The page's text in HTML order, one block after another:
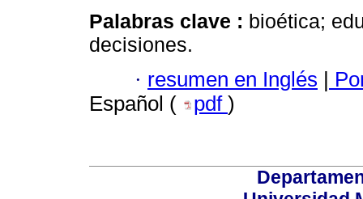
Palabras clave : bioética;
decisiones.
· resumen en Inglés |
Español (
pdf )